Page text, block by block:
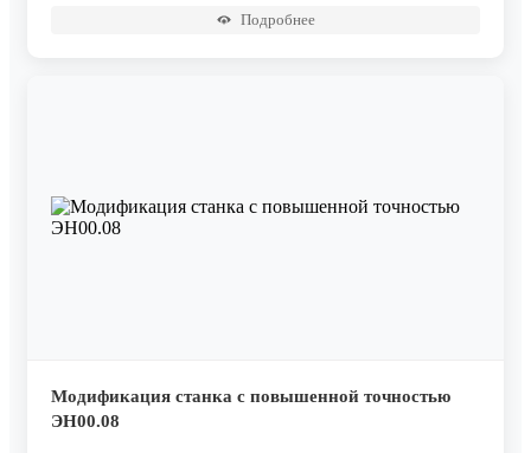
Подробнее
Модификация станка с повышенной точностью
ЭН00.08